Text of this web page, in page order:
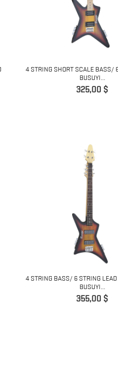
4 STRING SHORT SCALE BASS/
BUSUYI...
Preis
325,00 $
4 STRING BASS/ 6 STRING LEAD
BUSUYI...
Preis
355,00 $